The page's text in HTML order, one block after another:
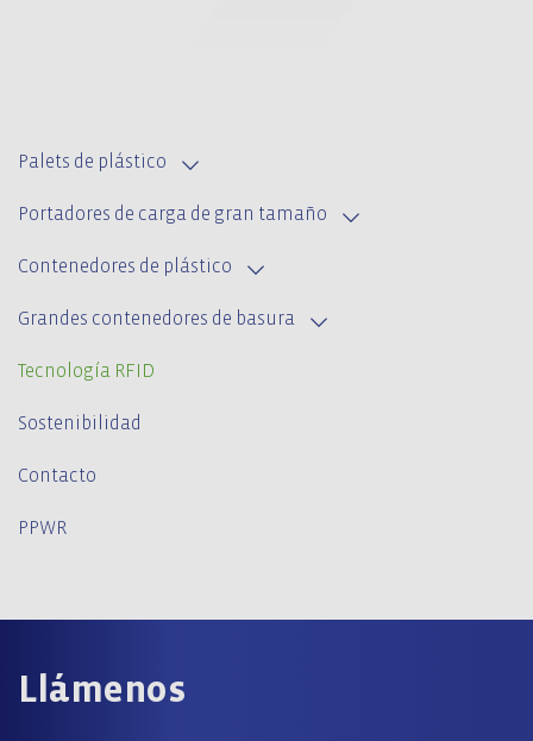
Palets de plástico
Portadores de carga de gran tamaño
Contenedores de plástico
Grandes contenedores de basura
Tecnología RFID
Sostenibilidad
Contacto
PPWR
Llámenos